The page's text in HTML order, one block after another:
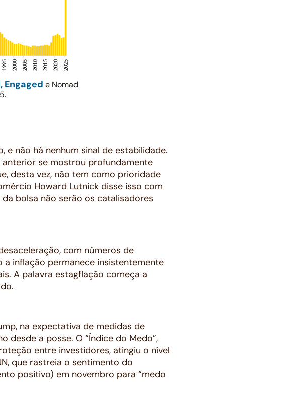
Engaged e Nomad
e não há nenhum sinal de estabilidade.
anterior se mostrou profundamente
desta vez, não tem como prioridade
Howard Lutnick disse isso com
bolsa não serão os catalisadores
com números de
inflação permanece insistentemente
A palavra estagflação começa a
na expectativa de medidas de
desde a posse. O “Índice do Medo”,
entre investidores, atingiu o nível
que rastreia o sentimento do
positivo) em novembro para “medo